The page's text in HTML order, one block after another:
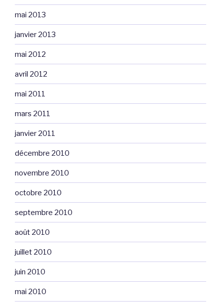
mai 2013
janvier 2013
mai 2012
avril 2012
mai 2011
mars 2011
janvier 2011
décembre 2010
novembre 2010
octobre 2010
septembre 2010
août 2010
juillet 2010
juin 2010
mai 2010